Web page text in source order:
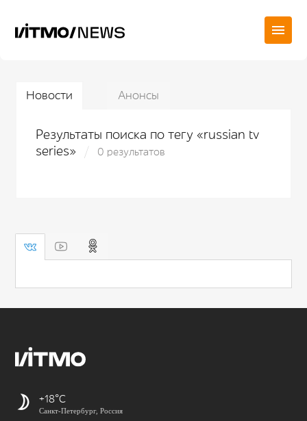
Новости Анонсы
Результаты поиска по тегу «russian tv
series»
0 результатов
+18
Санкт-Петербург, Россия